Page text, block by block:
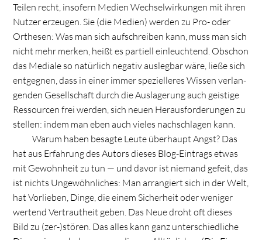
Tei­len recht, inso­fern Medien Wech­sel­wir­kun­gen mit ihren
Nut­zer erzeu­gen. Sie (die Medien) wer­den zu Pro- oder
Orthe­sen: Was man sich auf­schrei­ben kann, muss man sich
nicht mehr mer­ken, heißt es par­ti­ell ein­leuch­tend. Obschon
das Mediale so natür­lich nega­tiv aus­leg­bar wäre, ließe sich
ent­geg­nen, dass in einer immer spe­zi­el­le­res Wis­sen ver­lan­
gen­den Gesell­schaft durch die Aus­la­ge­rung auch geis­tige
Res­sour­cen frei wer­den, sich neuen Her­aus­for­de­run­gen zu
stel­len: indem man eben auch vie­les nach­schla­gen kann.
Warum haben besagte Leute über­haupt Angst? Das
hat aus Erfah­rung des Autors die­ses Blog-Ein­trags etwas
mit Gewohn­heit zu tun — und davor ist nie­mand gefeit, das
ist nichts Unge­wöhn­li­ches: Man arran­giert sich in der Welt,
hat Vor­lie­ben, Dinge, die einem Sicher­heit oder weni­ger
wer­tend Ver­traut­heit geben. Das Neue droht oft die­ses
Bild zu (zer-)stören. Das alles kann ganz unter­schied­li­che